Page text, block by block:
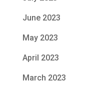
June 2023
May 2023
April 2023
March 2023